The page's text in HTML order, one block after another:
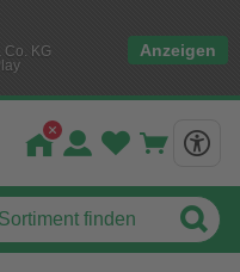
Co. KG
Anzeigen